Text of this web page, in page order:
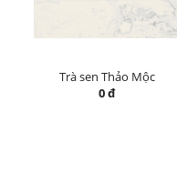
Trà sen Thảo Mộc
0 đ